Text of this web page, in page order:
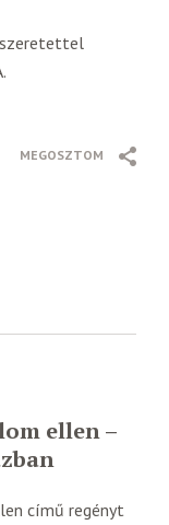
szeretettel
MEGOSZTOM
ellen –
című regényt